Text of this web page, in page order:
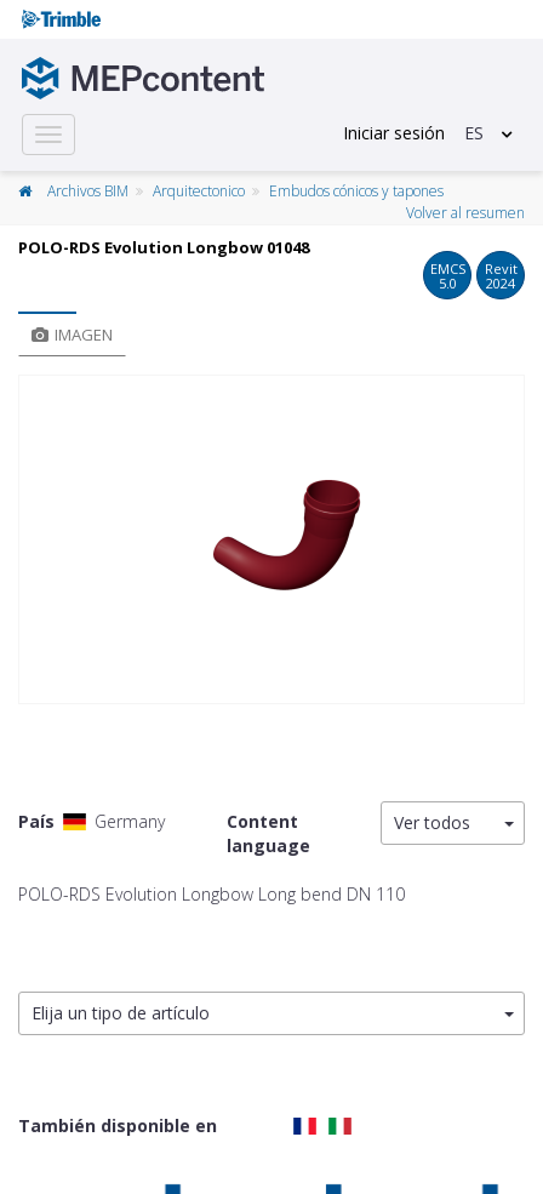
Toggle
navigation
Iniciar sesión ES
Archivos BIM Arquitectonico
Embudos cónicos y tapones
Volver al resumen
POLO-RDS Evolution Longbow 01048
EMCS
5.0
Revit
2024
IMAGEN
País Germany
Content
language
Ver todos
POLO-RDS Evolution Longbow Long bend DN 110
Elija un tipo de artículo
También disponible en